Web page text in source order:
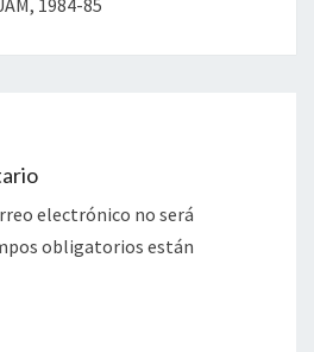
1984-85
electrónico no será
obligatorios están